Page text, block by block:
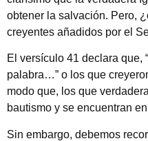
obtener la salvación. Pero,
creyentes añadidos por el
El versículo 41 declara
palabra…” o los que
modo que, los que
bautismo y se encuentran
Sin embargo, debemos